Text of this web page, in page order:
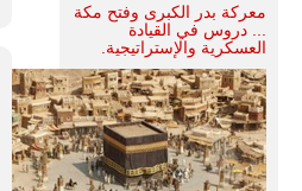
معركة بدر الكبرى وفتح مكة
... دروس في القيادة
العسكرية والإستراتيجية.